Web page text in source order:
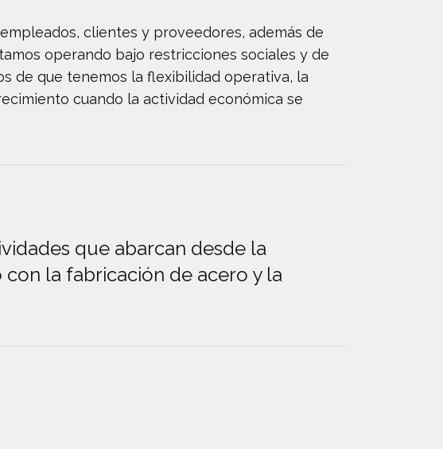
clientes y proveedores, además de
operando bajo restricciones sociales y de
de que tenemos la flexibilidad operativa, la
cuando la actividad económica se
que abarcan desde la
la fabricación de acero y la